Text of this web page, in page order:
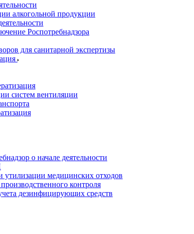
алкогольной продукции
Роспотребнадзора
для санитарной экспертизы
систем вентиляции
о начале деятельности
утилизации медицинских отходов
контроля
дезинфицирующих средств